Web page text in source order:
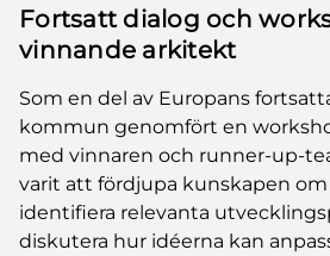
Fortsatt dialog och
vinnande arkitekt
Som en del av Europans
kommun genomfört en
med vinnaren och runner-up-
varit att fördjupa kunskapen om
identifiera relevanta
diskutera hur idéerna kan